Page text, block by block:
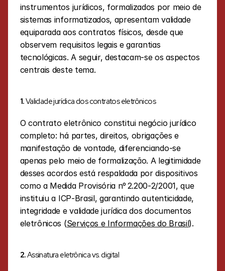
instrumentos jurídicos, formalizados por meio de
sistemas informatizados, apresentam validade
equiparada aos contratos físicos, desde que
observem requisitos legais e garantias
tecnológicas. A seguir, destacam-se os aspectos
centrais deste tema.
1. Validade jurídica dos contratos eletrônicos
O contrato eletrônico constitui negócio jurídico
completo: há partes, direitos, obrigações e
manifestação de vontade, diferenciando-se
apenas pelo meio de formalização. A legitimidade
desses acordos está respaldada por dispositivos
como a Medida Provisória nº 2.200‑2/2001, que
instituiu a ICP‑Brasil, garantindo autenticidade,
integridade e validade jurídica dos documentos
eletrônicos (Serviços e Informações do Brasil).
2. Assinatura eletrônica vs. digital